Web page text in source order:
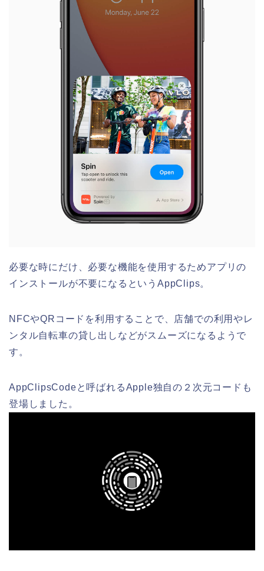
必要な時にだけ、必要な機能を使用するためアプリの
インストールが不要になるというAppClips。
NFCやQRコードを利用することで、店舗での利用やレ
ンタル自転車の貸し出しなどがスムーズになるようで
す。
AppClipsCodeと呼ばれるApple独自の２次元コードも
登場しました。